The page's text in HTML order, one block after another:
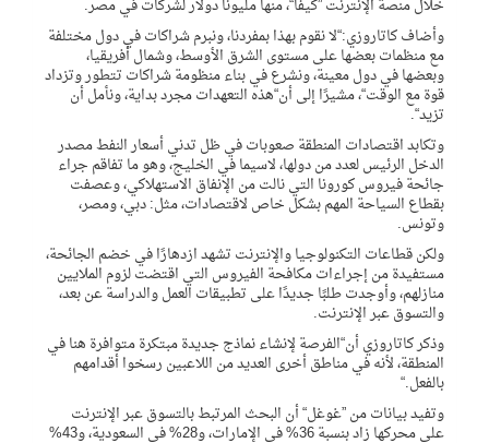
خلال منصة الإنترنت ”كيفا“، منها مليونا دولار لشركات في مصر.
وأضاف كاتاروزي:“لا نقوم بهذا بمفردنا، ونبرم شراكات في دول مختلفة
مع منظمات بعضها على مستوى الشرق الأوسط، وشمال أفريقيا،
وبعضها في دول معينة، ونشرع في بناء منظومة شراكات تتطور وتزداد
قوة مع الوقت“، مشيرًا إلى أن“هذه التعهدات مجرد بداية، ونأمل أن
تزيد“.
وتكابد اقتصادات المنطقة صعوبات في ظل تدني أسعار النفط مصدر
الدخل الرئيس لعدد من دولها، لاسيما في الخليج، وهو ما تفاقم جراء
جائحة فيروس كورونا التي نالت من الإنفاق الاستهلاكي، وعصفت
بقطاع السياحة المهم بشكل خاص لاقتصادات، مثل: دبي، ومصر،
وتونس.
ولكن قطاعات التكنولوجيا والإنترنت تشهد ازدهارًا في خضم الجائحة،
مستفيدة من إجراءات مكافحة الفيروس التي اقتضت لزوم الملايين
منازلهم، وأوجدت طلبًا جديدًا على تطبيقات العمل والدراسة عن بعد،
والتسوق عبر الإنترنت.
وذكر كاتاروزي أن“الفرصة لإنشاء نماذج جديدة مبتكرة متوافرة هنا في
المنطقة، لأنه في مناطق أخرى العديد من اللاعبين رسخوا أقدامهم
بالفعل.“
وتفيد بيانات من ”غوغل“ أن البحث المرتبط بالتسوق عبر الإنترنت
على محركها زاد بنسبة 36% في الإمارات، و28% في السعودية، و43%